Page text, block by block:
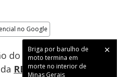
no Google
Briga por barulho de
moto termina em
morte no interior de
Minas Gerais
do Cidade Alerta nesta
RECORD, o